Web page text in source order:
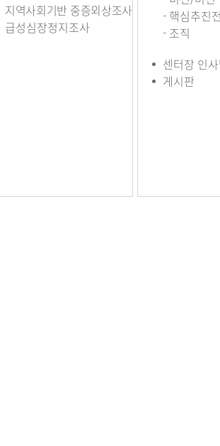
지역사회기반 중증외상조사
급성심장정지조사
- 핵심추진
- 조직
센터장 인
게시판